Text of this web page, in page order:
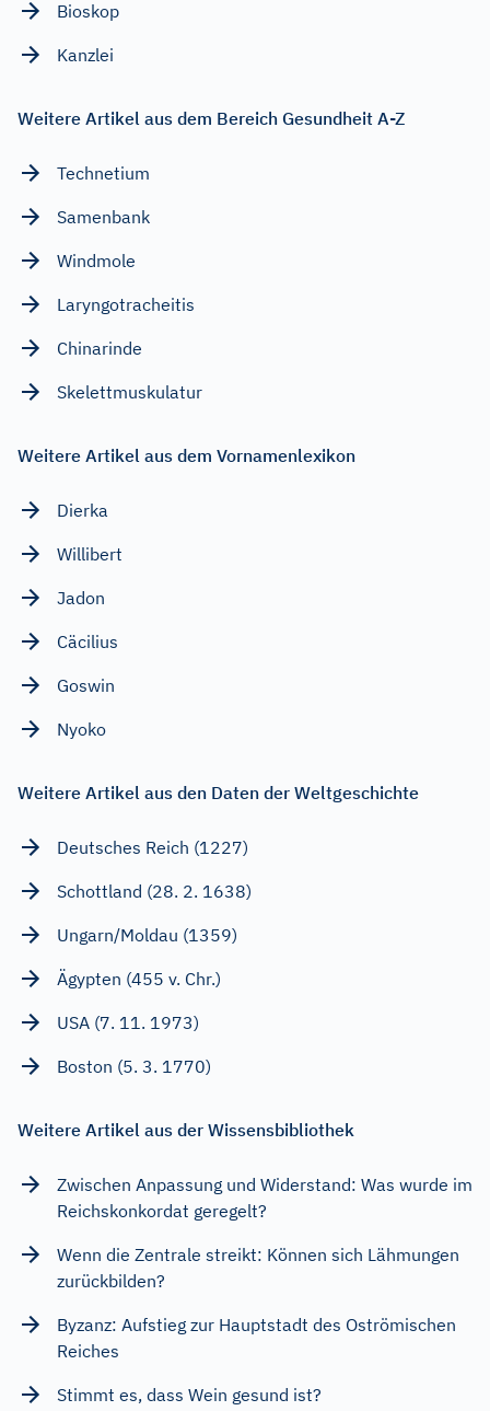
Bioskop
Kanzlei
Weitere Artikel aus dem Bereich Gesundheit A-Z
Technetium
Samenbank
Windmole
Laryngotracheitis
Chinarinde
Skelettmuskulatur
Weitere Artikel aus dem Vornamenlexikon
Dierka
Willibert
Jadon
Cäcilius
Goswin
Nyoko
Weitere Artikel aus den Daten der Weltgeschichte
Deutsches Reich (1227)
Schottland (28. 2. 1638)
Ungarn/Moldau (1359)
Ägypten (455 v. Chr.)
USA (7. 11. 1973)
Boston (5. 3. 1770)
Weitere Artikel aus der Wissensbibliothek
Zwischen Anpassung und Widerstand: Was wurde im
Reichskonkordat geregelt?
Wenn die Zentrale streikt: Können sich Lähmungen
zurückbilden?
Byzanz: Aufstieg zur Hauptstadt des Oströmischen
Reiches
Stimmt es, dass Wein gesund ist?